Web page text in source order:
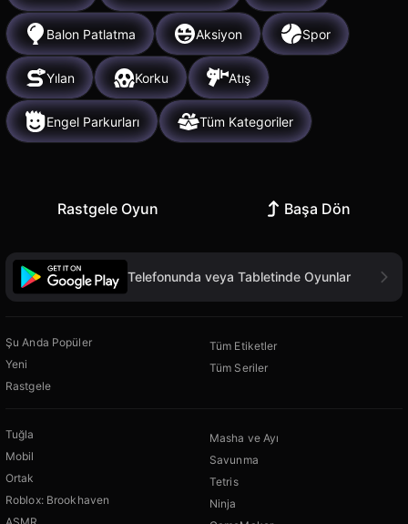
Balon Patlatma Aksiyon Spor
Yılan Korku Atış
Engel Parkurları Tüm Kategoriler
Rastgele Oyun Başa Dön
Telefonunda veya Tabletinde Oyunlar
Şu Anda Popüler
Yeni
Rastgele
Tüm Etiketler
Tüm Seriler
Tuğla
Mobil
Ortak
Roblox: Brookhaven
Masha ve Ayı
Savunma
Tetris
Ninja